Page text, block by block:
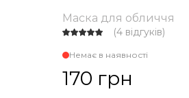
Маска для обличчя
(4 відгуків)
Немає в наявності
170 грн